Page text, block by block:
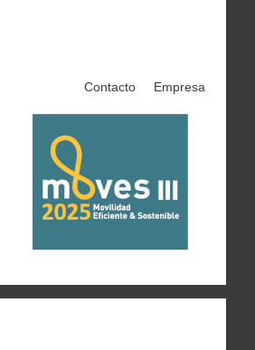
Contacto Empresa